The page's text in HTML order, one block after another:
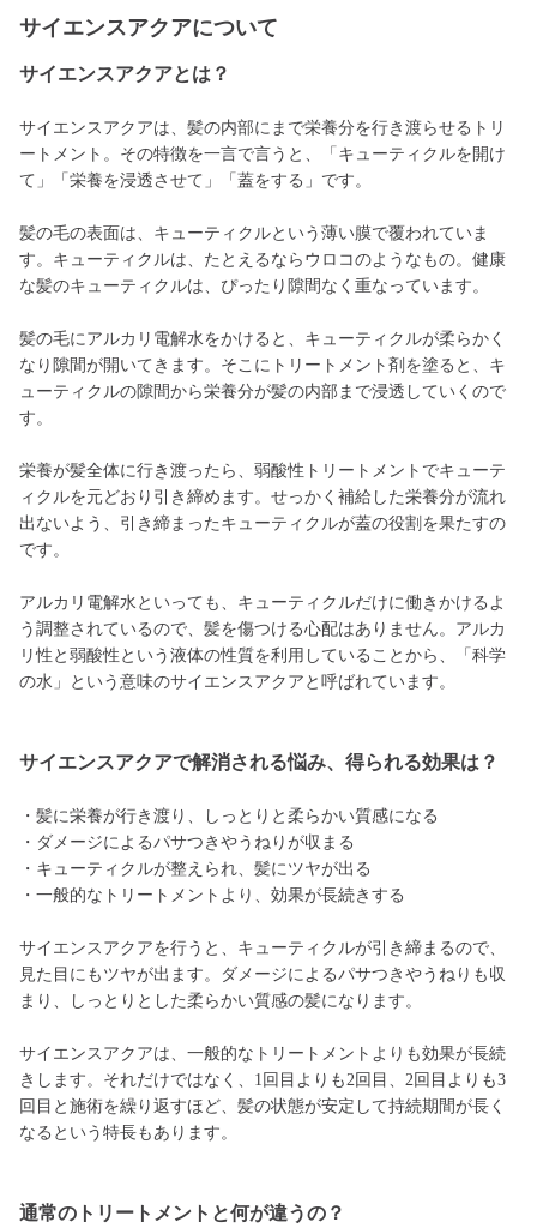
サイエンスアクアについて
サイエンスアクアとは？
サイエンスアクアは、髪の内部にまで栄養分を行き渡らせるトリ
ートメント。その特徴を一言で言うと、「キューティクルを開け
て」「栄養を浸透させて」「蓋をする」です。
髪の毛の表面は、キューティクルという薄い膜で覆われていま
す。キューティクルは、たとえるならウロコのようなもの。健康
な髪のキューティクルは、ぴったり隙間なく重なっています。
髪の毛にアルカリ電解水をかけると、キューティクルが柔らかく
なり隙間が開いてきます。そこにトリートメント剤を塗ると、キ
ューティクルの隙間から栄養分が髪の内部まで浸透していくので
す。
栄養が髪全体に行き渡ったら、弱酸性トリートメントでキューテ
ィクルを元どおり引き締めます。せっかく補給した栄養分が流れ
出ないよう、引き締まったキューティクルが蓋の役割を果たすの
です。
アルカリ電解水といっても、キューティクルだけに働きかけるよ
う調整されているので、髪を傷つける心配はありません。アルカ
リ性と弱酸性という液体の性質を利用していることから、「科学
の水」という意味のサイエンスアクアと呼ばれています。
サイエンスアクアで解消される悩み、得られる効果は？
・髪に栄養が行き渡り、しっとりと柔らかい質感になる
・ダメージによるパサつきやうねりが収まる
・キューティクルが整えられ、髪にツヤが出る
・一般的なトリートメントより、効果が長続きする
サイエンスアクアを行うと、キューティクルが引き締まるので、
見た目にもツヤが出ます。ダメージによるパサつきやうねりも収
まり、しっとりとした柔らかい質感の髪になります。
サイエンスアクアは、一般的なトリートメントよりも効果が長続
きします。それだけではなく、1回目よりも2回目、2回目よりも3
回目と施術を繰り返すほど、髪の状態が安定して持続期間が長く
なるという特長もあります。
通常のトリートメントと何が違うの？